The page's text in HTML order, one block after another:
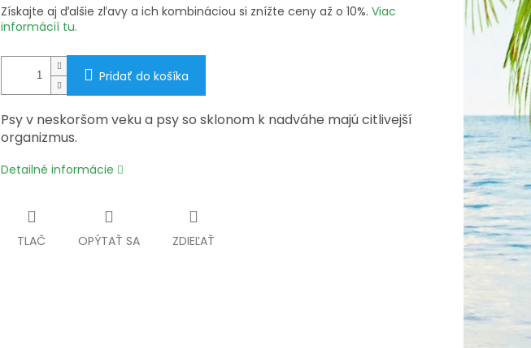
Získajte aj ďalšie zľavy a ich kombináciou si znížte ceny až o 10%. Viac
informácií tu.
Pridať do košíka
Psy v neskoršom veku a psy so sklonom k nadváhe majú citlivejší
organizmus.
Detailné informácie
TLAČ OPÝTAŤ SA ZDIEĽAŤ